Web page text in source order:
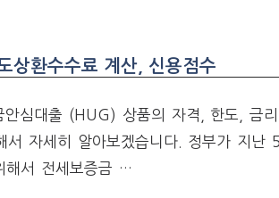
상환수수료 계산, 신용점수
안심대출 (HUG) 상품의 자격, 한도, 금
서 자세히 알아보겠습니다. 정부가 지난
해서 전세보증금 …